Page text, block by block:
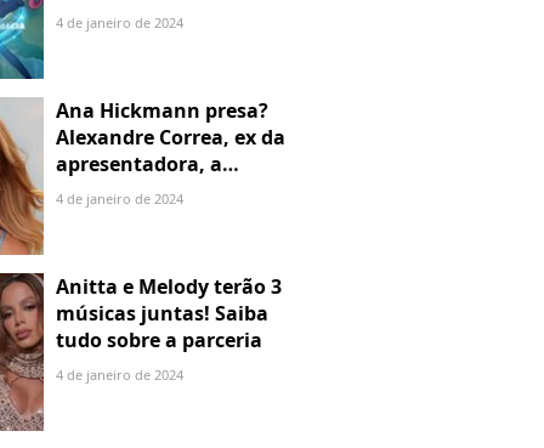
sociais
4 de janeiro de 2024
Ana Hickmann presa?
Alexandre Correa, ex da
apresentadora, a
denuncia por alienação
4 de janeiro de 2024
Anitta e Melody terão 3
músicas juntas! Saiba
tudo sobre a parceria
4 de janeiro de 2024